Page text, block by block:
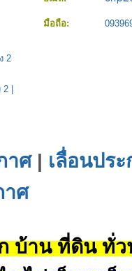
มือถือ:
2
2
าศ| เลื่อนปร
าศ
บ้าน ที่ดิน ทั่ว